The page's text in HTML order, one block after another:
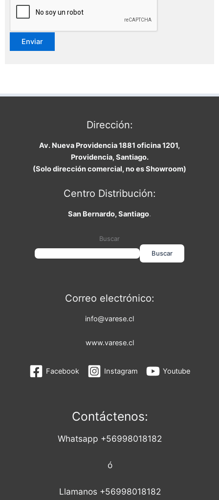
Dirección:
Av. Nueva Providencia 1881 oficina 1201,
Providencia, Santiago.
(Solo dirección comercial, no es Showroom)
Centro Distribución:
San Bernardo, Santiago.
Buscar
Buscar
Correo electrónico:
info@varese.cl
www.varese.cl
Facebook Instagram Youtube
Contáctenos:
Whatsapp +56998018182
ó
Llamanos +56998018182